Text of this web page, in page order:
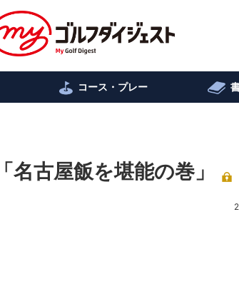
コース・プレー
古屋飯を堪能の巻」